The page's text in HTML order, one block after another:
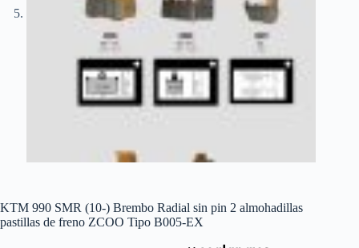
KTM 990 SMR (10-) Brembo Radial sin pin 2 almohadillas
pastillas de freno ZCOO Tipo B005-EX